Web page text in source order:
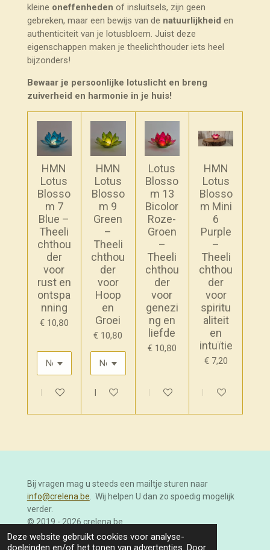
Deze website gebruikt cookies voor analyse-
doeleinden en/of het tonen van advertenties. Door
kleine oneffenheden of insluitsels, zijn geen
gebreken, maar een bewijs van de natuurlijkheid en
authenticiteit van je lotusbloem. Juist deze
eigenschappen maken je theelichthouder iets heel
bijzonders!
Bewaar je persoonlijke lotuslicht en breng
zuiverheid en harmonie in je huis!
HMN
Lotus
Blosso
m 7
Blue –
Theeli
chthou
der
voor
rust en
ontspa
nning
€ 10,80
In winkelwagen
HMN
Lotus
Blosso
m 9
Green
–
Theeli
chthou
der
voor
Hoop
en
Groei
€ 10,80
In winkelwagen
Lotus
Blosso
m 13
Bicolor
Roze-
Groen
–
Theeli
chthou
der
voor
genezi
ng en
liefde
€ 10,80
In winkelwagen
HMN
Lotus
Blosso
m Mini
6
Purple
–
Theeli
chthou
der
voor
spiritu
aliteit
en
intuïtie
€ 7,20
In winkelwagen
Bij vragen mag u steeds een mailtje sturen naar
info@crelena.be . Wij helpen U dan zo spoedig mogelijk
verder.
© 2019 - 2026 crelena.be
Powered byJouwWeb